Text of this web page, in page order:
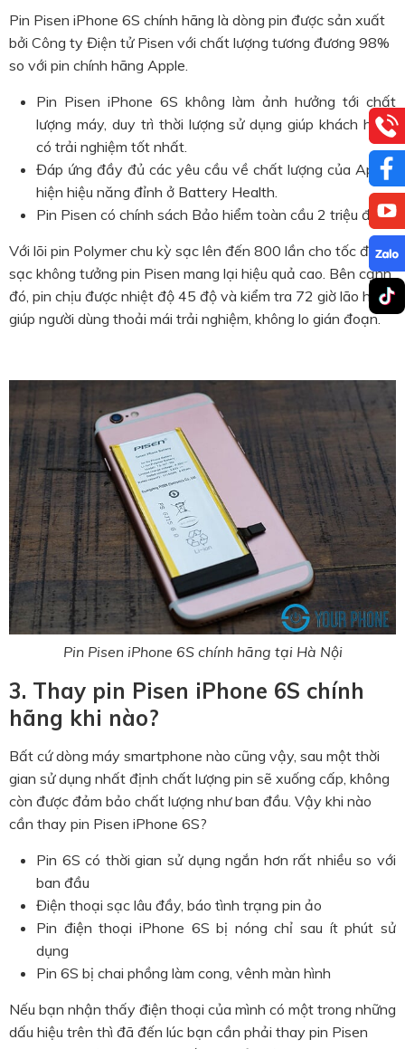
Pin Pisen iPhone 6S chính hãng là dòng pin được sản xuất
bởi Công ty Điện tử Pisen với chất lượng tương đương 98%
so với pin chính hãng Apple.
Pin Pisen iPhone 6S không làm ảnh hưởng tới chất
lượng máy, duy trì thời lượng sử dụng giúp khách hàng
có trải nghiệm tốt nhất.
Đáp ứng đầy đủ các yêu cầu về chất lượng của Apple,
hiện hiệu năng đỉnh ở Battery Health.
Pin Pisen có chính sách Bảo hiểm toàn cầu 2 triệu đô.
Với lõi pin Polymer chu kỳ sạc lên đến 800 lần cho tốc độ
sạc không tưởng pin Pisen mang lại hiệu quả cao. Bên cạnh
đó, pin chịu được nhiệt độ 45 độ và kiểm tra 72 giờ lão hóa
giúp người dùng thoải mái trải nghiệm, không lo gián đoạn.
Pin Pisen iPhone 6S chính hãng tại Hà Nội
3. Thay pin Pisen iPhone 6S chính
hãng khi nào?
Bất cứ dòng máy smartphone nào cũng vậy, sau một thời
gian sử dụng nhất định chất lượng pin sẽ xuống cấp, không
còn được đảm bảo chất lượng như ban đầu. Vậy khi nào
cần thay pin Pisen iPhone 6S?
Pin 6S có thời gian sử dụng ngắn hơn rất nhiều so với
ban đầu
Điện thoại sạc lâu đầy, báo tình trạng pin ảo
Pin điện thoại iPhone 6S bị nóng chỉ sau ít phút sử
dụng
Pin 6S bị chai phồng làm cong, vênh màn hình
Nếu bạn nhận thấy điện thoại của mình có một trong những
dấu hiệu trên thì đã đến lúc bạn cần phải thay pin Pisen